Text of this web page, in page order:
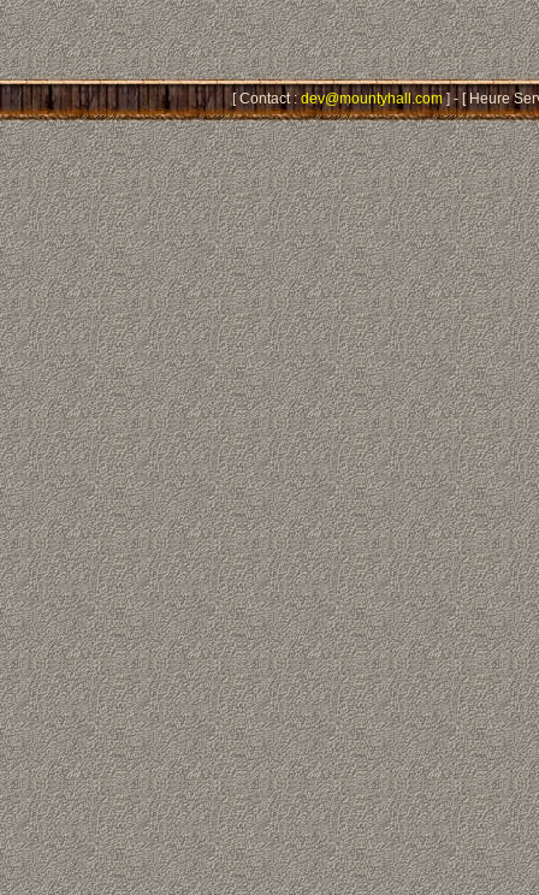
[ Contact :dev@mountyhall.com] - [ Heure